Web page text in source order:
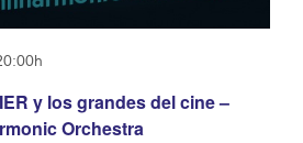
y los grandes del cine –
Orchestra